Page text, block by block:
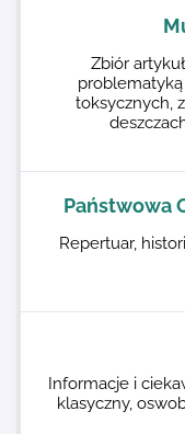
Zbiór
toksycznych,
Państwowa
Repertuar,
Informacje i
klasyczny,